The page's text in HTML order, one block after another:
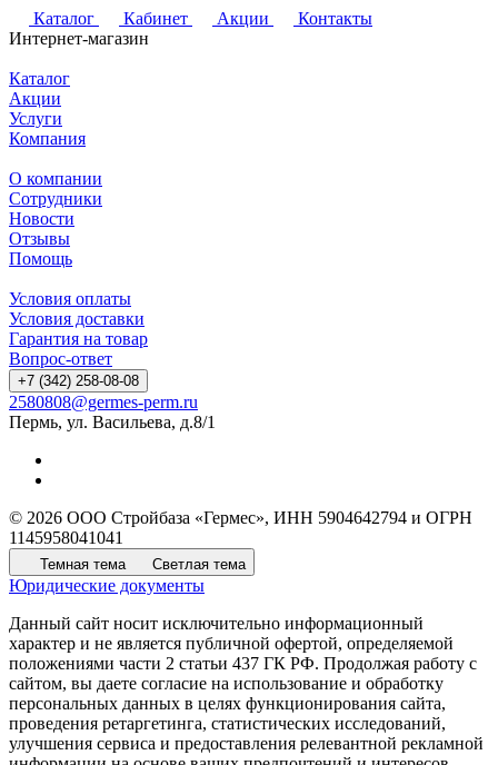
Каталог Кабинет Акции
Контакты
Интернет-магазин
Каталог
Акции
Услуги
Компания
О компании
Сотрудники
Новости
Отзывы
Помощь
Условия оплаты
Условия доставки
Гарантия на товар
Вопрос-ответ
+7 (342) 258-08-08
2580808@germes-perm.ru
Пермь, ул. Васильева, д.8/1
© 2026 ООО Стройбаза «Гермес», ИНН 5904642794 и ОГРН
1145958041041
Темная тема Светлая тема
Юридические документы
Данный сайт носит исключительно информационный
характер и не является публичной офертой, определяемой
положениями части 2 статьи 437 ГК РФ. Продолжая работу с
сайтом, вы даете согласие на использование и обработку
персональных данных в целях функционирования сайта,
проведения ретаргетинга, статистических исследований,
улучшения сервиса и предоставления релевантной рекламной